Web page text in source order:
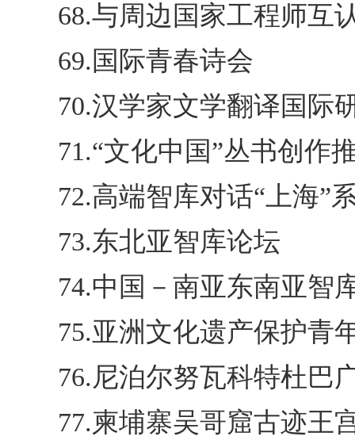
68.与周边国家工程师互
69.国际青春诗会
70.汉学家文学翻译国际
71.“文化中国”丛书创作
72.高端智库对话“上海”
73.东北亚智库论坛
74.中国－南亚东南亚智
75.亚洲文化遗产保护青
76.尼泊尔努瓦科特杜巴
77.柬埔寨吴哥窟古迹王